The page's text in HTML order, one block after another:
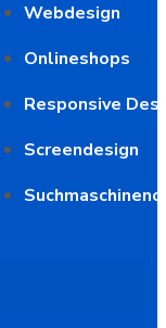
Webdesign
Onlineshops
Responsive
Screendesign